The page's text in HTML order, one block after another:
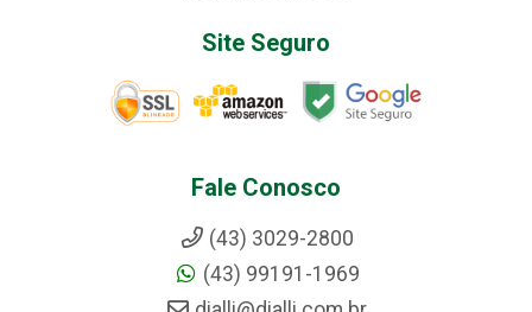
Site Seguro
Fale Conosco
(43) 3029-2800
(43) 99191-1969